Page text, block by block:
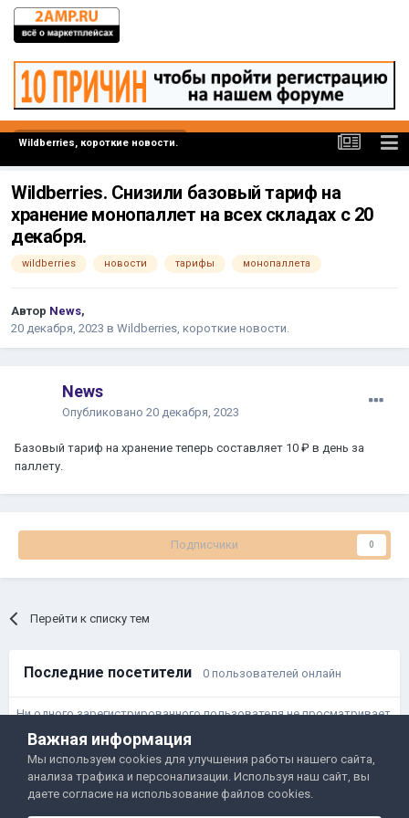
Wildberries, короткие новости.
Wildberries. Снизили базовый тариф на
хранение монопаллет на всех складах с 20
декабря.
wildberries новости тарифы монопаллета
Автор News,
20 декабря, 2023 в Wildberries, короткие новости.
News
Опубликовано 20 декабря, 2023
Базовый тариф на хранение теперь составляет 10 ₽ в день за
паллету.
Подписчики 0
Перейти к списку тем
Последние посетители 0 пользователей онлайн
Ни одного зарегистрированного пользователя не просматривает
данную страницу
Правила и условия
Политика обработки данных
Важная информация
Мы используем cookies для улучшения работы нашего сайта,
анализа трафика и персонализации. Используя наш сайт, вы
даете согласие на использование файлов cookies.